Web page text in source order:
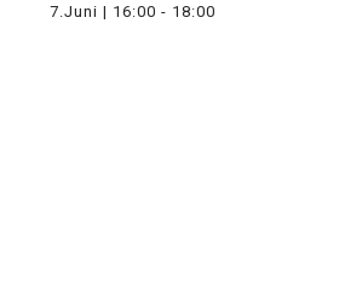
7.Juni | 16:00 - 18:00